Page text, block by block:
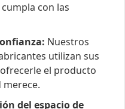
con las
Nuestros
utilizan sus
el producto
merece.
del espacio de